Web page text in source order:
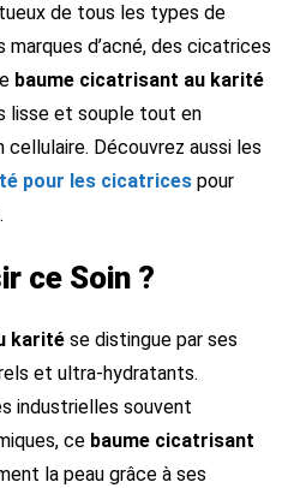
de tous les types de
marques d’acné, des cicatrices
baume cicatrisant au karité
lisse et souple tout en
Découvrez aussi les
pour les cicatrices pour
ce Soin ?
karité se distingue par ses
et ultra-hydratants.
industrielles souvent
ce baume cicatrisant
la peau grâce à ses